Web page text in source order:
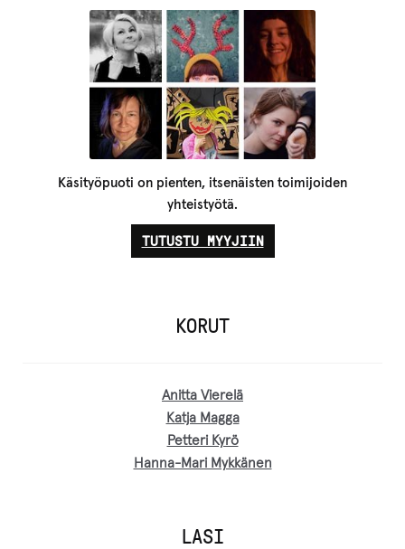
Käsityöpuoti on pienten, itsenäisten toimijoiden
yhteistyötä.
TUTUSTU MYYJIIN
KORUT
Anitta Vierelä
Katja Magga
Petteri Kyrö
Hanna-Mari Mykkänen
LASI